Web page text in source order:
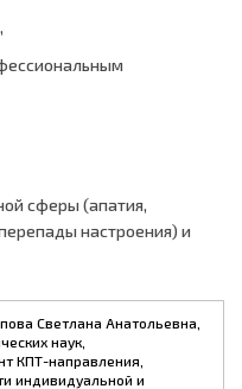
сферы (апатия,
настроения) и
Светлана Анатольевна,
наук,
КПТ-направления,
индивидуальной и